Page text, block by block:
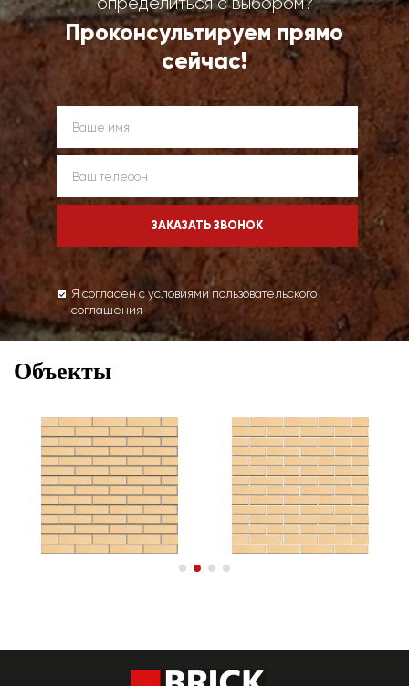
Проконсультируем прямо
сейчас!
Я согласен с условиями пользовательского
соглашения
Объекты